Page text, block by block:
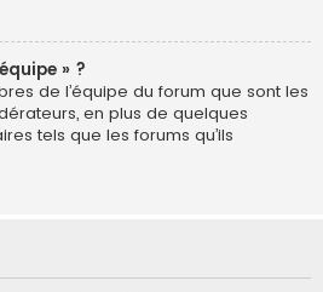
» ?
de l’équipe du forum que sont les
en plus de quelques
tels que les forums qu’ils